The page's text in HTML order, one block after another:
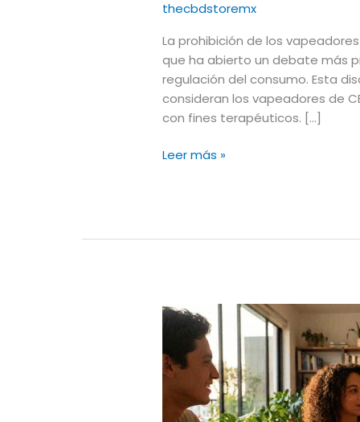
thecbdstoremx
La prohibición de los
que ha abierto un debate más
regulación del consumo. Esta
consideran los vapeadores de
con fines terapéuticos. […]
Leer más »
Productos
con
THC
en
2026:
consumo